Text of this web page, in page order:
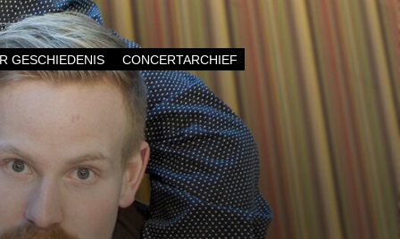
GESCHIEDENIS CONCERTARCHIEF